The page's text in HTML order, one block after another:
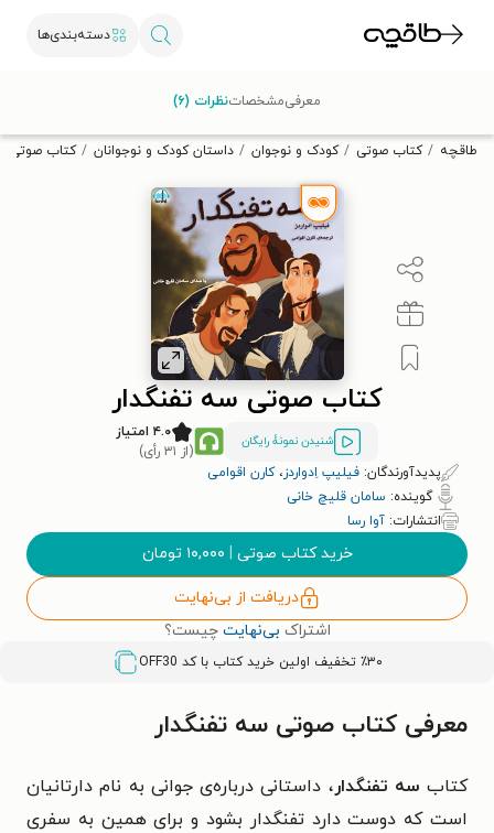
دسته‌بندی‌ها
تخفیف از طاقچه دریافت کن.
طاقچه کتاب صوتی کودک و نوجوان داستان کودک و نوجوانان کتاب صوتی
کتاب صوتی سه تفنگدار
شنیدن نمونۀ رایگان
۴.۰ امتیاز
(از ۳۱ رأی)
پدیدآورندگان: فیلیپ اِدواردز،کارن اقوامی
گوینده: سامان قلیچ خانی
انتشارات: آوا رسا
خرید کتاب صوتی | ۱۰,۰۰۰ تومان
دریافت از بی‌نهایت
اشتراک بی‌نهایت چیست؟
٪۳۰ تخفیف اولین خرید کتاب با کد OFF30
معرفیمشخصاتنظرات (۶)
معرفی کتاب صوتی سه تفنگدار
کتاب سه تفنگدار، داستانی درباره‌ی جوانی به نام دارتانیان
است که دوست دارد تفنگدار بشود و برای همین به سفری